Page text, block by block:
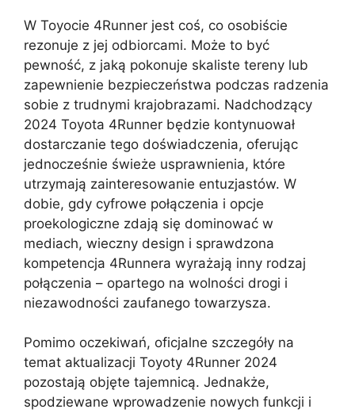
W Toyocie 4Runner jest coś, co osobiście
rezonuje z jej odbiorcami. Może to być
pewność, z jaką pokonuje skaliste tereny lub
zapewnienie bezpieczeństwa podczas radzenia
sobie z trudnymi krajobrazami. Nadchodzący
2024 Toyota 4Runner będzie kontynuował
dostarczanie tego doświadczenia, oferując
jednocześnie świeże usprawnienia, które
utrzymają zainteresowanie entuzjastów. W
dobie, gdy cyfrowe połączenia i opcje
proekologiczne zdają się dominować w
mediach, wieczny design i sprawdzona
kompetencja 4Runnera wyrażają inny rodzaj
połączenia – opartego na wolności drogi i
niezawodności zaufanego towarzysza.
Pomimo oczekiwań, oficjalne szczegóły na
temat aktualizacji Toyoty 4Runner 2024
pozostają objęte tajemnicą. Jednakże,
spodziewane wprowadzenie nowych funkcji i